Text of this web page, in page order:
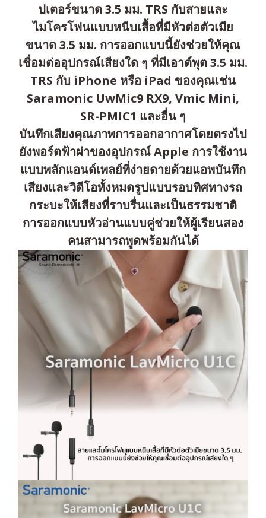
ปเตอร์ขนาด 3.5 มม. TRS กับสายและ
ไมโครโฟนแบบหนีบเสื้อที่มีหัวต่อตัวเมีย
ขนาด 3.5 มม. การออกแบบนี้ยังช่วยให้คุณ
เชื่อมต่ออุปกรณ์เสียงใด ๆ ที่มีเอาต์พุต 3.5 มม.
TRS กับ iPhone หรือ iPad ของคุณเช่น
Saramonic UwMic9 RX9, Vmic Mini,
SR-PMIC1 และอื่น ๆ
บันทึกเสียงคุณภาพการออกอากาศโดยตรงไป
ยังพอร์ตฟ้าผ่าของอุปกรณ์ Apple การใช้งาน
แบบพลักแอนด์เพลย์ที่ง่ายดายด้วยแอพบันทึก
เสียงและวิดีโอทั้งหมดรูปแบบรอบทิศทางรถ
กระบะให้เสียงที่ราบรื่นและเป็นธรรมชาติ
การออกแบบหัวอ่านแบบคู่ช่วยให้ผู้เรียนสอง
คนสามารถพูดพร้อมกันได้